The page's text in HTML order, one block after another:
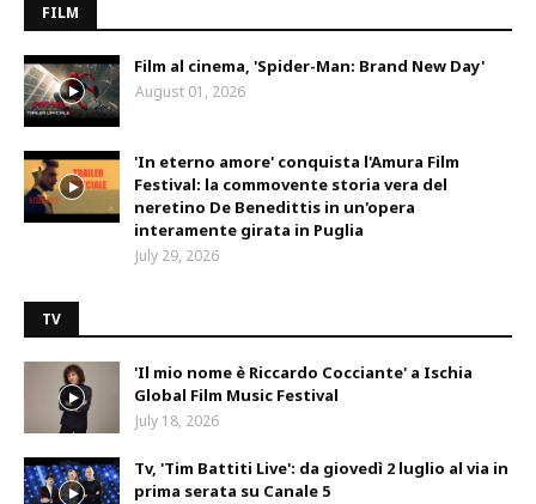
FILM
Film al cinema, 'Spider-Man: Brand New Day'
August 01, 2026
'In eterno amore' conquista l'Amura Film
Festival: la commovente storia vera del
neretino De Benedittis in un'opera
interamente girata in Puglia
July 29, 2026
TV
'Il mio nome è Riccardo Cocciante' a Ischia
Global Film Music Festival
July 18, 2026
Tv, 'Tim Battiti Live': da giovedì 2 luglio al via in
prima serata su Canale 5